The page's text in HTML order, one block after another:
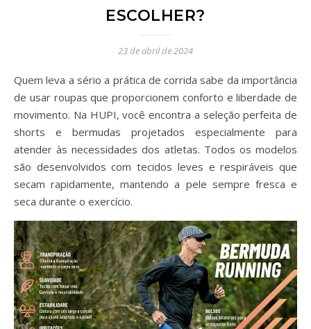
ESCOLHER?
23 de abril de 2024
Quem leva a sério a prática de corrida sabe da importância
de usar roupas que proporcionem conforto e liberdade de
movimento. Na HUPI, você encontra a seleção perfeita de
shorts e bermudas projetados especialmente para
atender às necessidades dos atletas. Todos os modelos
são desenvolvidos com tecidos leves e respiráveis que
secam rapidamente, mantendo a pele sempre fresca e
seca durante o exercício.